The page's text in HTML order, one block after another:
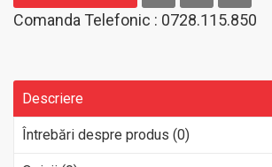
Comanda Telefonic : 0728.115.850
Descriere
Întrebări despre produs (0)